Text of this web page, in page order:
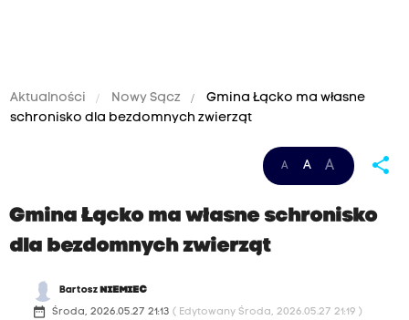
Aktualności Nowy Sącz
Gmina Łącko ma własne
schronisko dla bezdomnych zwierząt
A A A share
Gmina Łącko ma własne schronisko
dla bezdomnych zwierząt
Bartosz NIEMIEC
date_range Środa, 2026.05.27 21:13 ( Edytowany Środa, 2026.05.27 21:19 )